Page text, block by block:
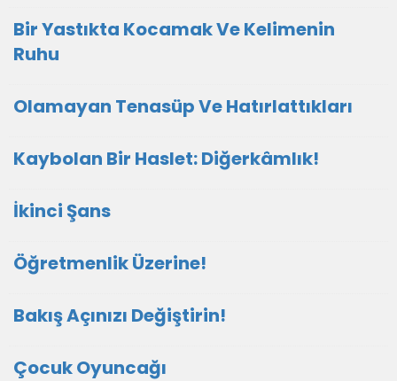
Bir Yastıkta Kocamak Ve Kelimenin
Ruhu
Olamayan Tenasüp Ve Hatırlattıkları
Kaybolan Bir Haslet: Diğerkâmlık!
İkinci Şans
Öğretmenlik Üzerine!
Bakış Açınızı Değiştirin!
Çocuk Oyuncağı